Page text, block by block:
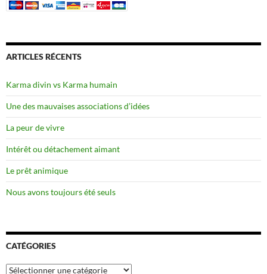
ARTICLES RÉCENTS
Karma divin vs Karma humain
Une des mauvaises associations d’idées
La peur de vivre
Intérêt ou détachement aimant
Le prêt animique
Nous avons toujours été seuls
CATÉGORIES
Catégories